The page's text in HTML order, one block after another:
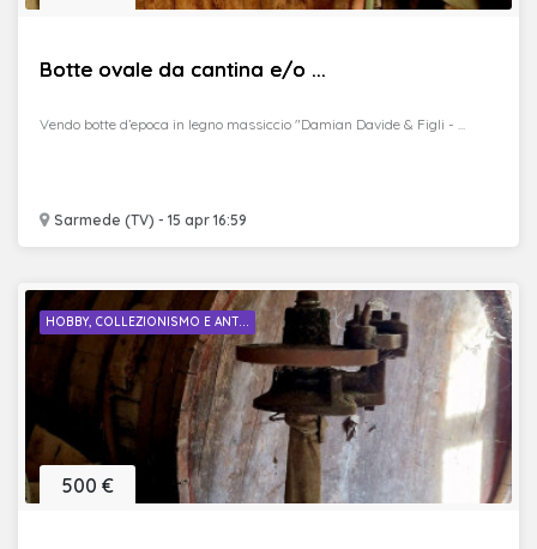
Botte ovale da cantina e/o ...
Sarmede (TV) - 15 apr 16:59
Vendo botte d’epoca in legno massiccio "Damian Davide & Figli - ...
HOBBY, COLLEZIONISMO E ANT...
500 €